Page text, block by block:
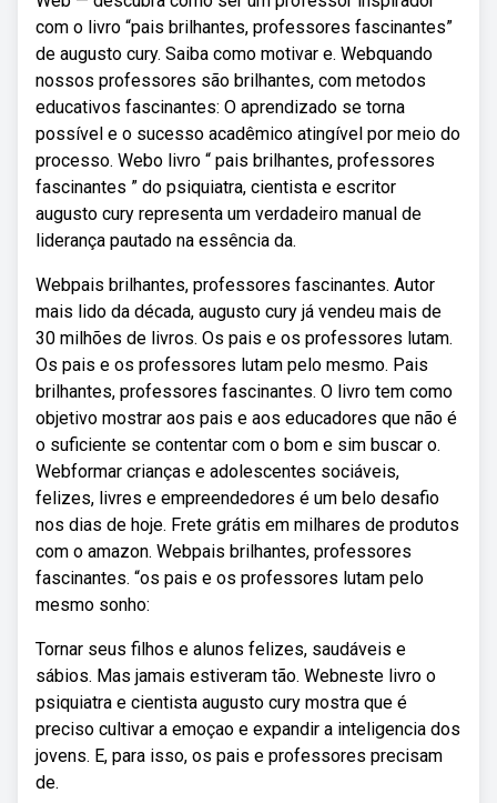
com o livro “pais brilhantes, professores fascinantes”
de augusto cury. Saiba como motivar e. Webquando
nossos professores são brilhantes, com metodos
educativos fascinantes: O aprendizado se torna
possível e o sucesso acadêmico atingível por meio do
processo. Webo livro “ pais brilhantes, professores
fascinantes ” do psiquiatra, cientista e escritor
augusto cury representa um verdadeiro manual de
liderança pautado na essência da.
Webpais brilhantes, professores fascinantes. Autor
mais lido da década, augusto cury já vendeu mais de
30 milhões de livros. Os pais e os professores lutam.
Os pais e os professores lutam pelo mesmo. Pais
brilhantes, professores fascinantes. O livro tem como
objetivo mostrar aos pais e aos educadores que não é
o suficiente se contentar com o bom e sim buscar o.
Webformar crianças e adolescentes sociáveis,
felizes, livres e empreendedores é um belo desafio
nos dias de hoje. Frete grátis em milhares de produtos
com o amazon. Webpais brilhantes, professores
fascinantes. “os pais e os professores lutam pelo
mesmo sonho:
Tornar seus filhos e alunos felizes, saudáveis e
sábios. Mas jamais estiveram tão. Webneste livro o
psiquiatra e cientista augusto cury mostra que é
preciso cultivar a emoçao e expandir a inteligencia dos
jovens. E, para isso, os pais e professores precisam
de.